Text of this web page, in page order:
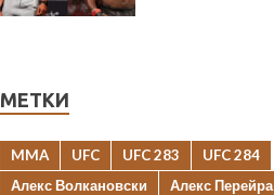
МЕТКИ
MMA UFC UFC 283
UFC 284
Алекс Волкановски
Алекс Перейра